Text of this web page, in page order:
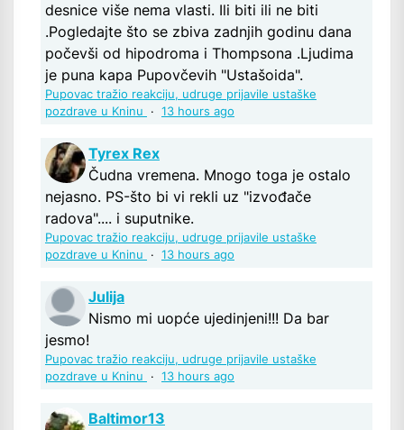
desnice više nema vlasti. Ili biti ili ne biti
.Pogledajte što se zbiva zadnjih godinu dana
počevši od hipodroma i Thompsona .Ljudima
je puna kapa Pupovčevih "Ustašoida".
Pupovac tražio reakciju, udruge prijavile ustaške
pozdrave u Kninu
· 13 hours ago
Tyrex Rex
Čudna vremena. Mnogo toga je ostalo
nejasno. PS-što bi vi rekli uz "izvođače
radova".... i suputnike.
Pupovac tražio reakciju, udruge prijavile ustaške
pozdrave u Kninu
· 13 hours ago
Julija
Nismo mi uopće ujedinjeni!!! Da bar
jesmo!
Pupovac tražio reakciju, udruge prijavile ustaške
pozdrave u Kninu
· 13 hours ago
Baltimor13